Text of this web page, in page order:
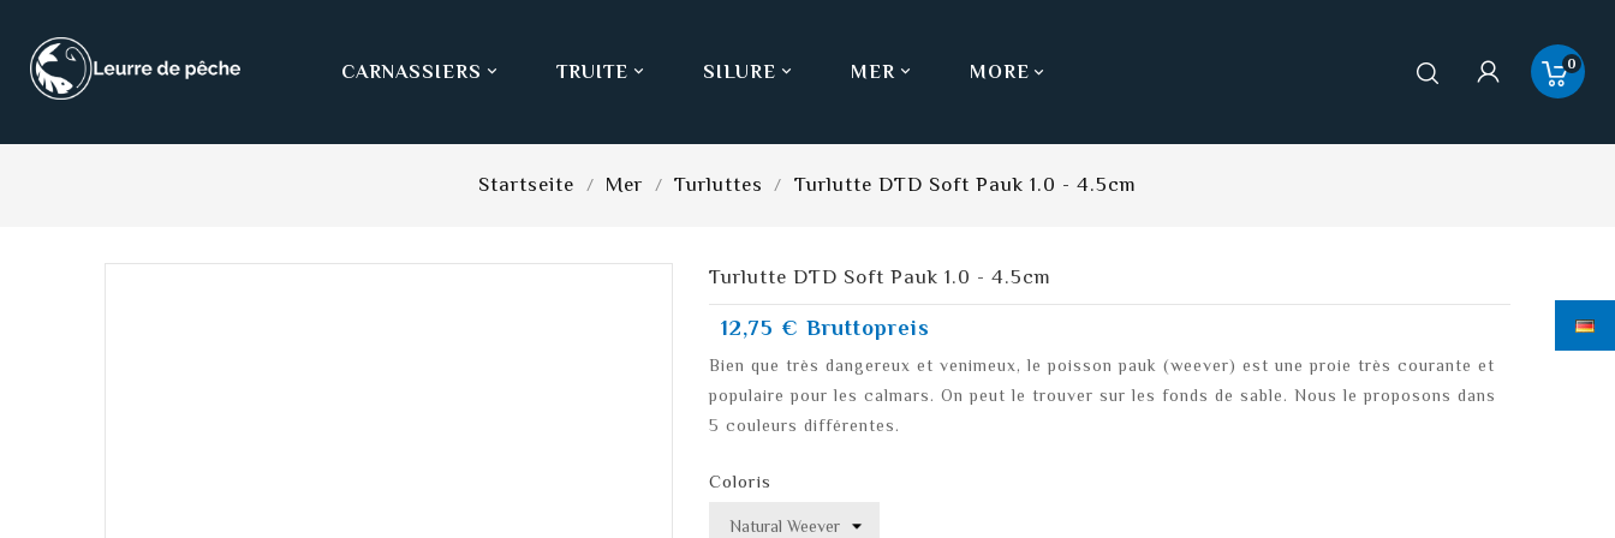

CARNASSIERS 
TRUITE 
SILURE 
MER MORE 0
Startseite Mer Turluttes Turlutte DTD Soft Pauk 1.0 - 4.5cm
Turlutte DTD Soft Pauk 1.0 - 4.5cm
12,75 € Bruttopreis
Bien que très dangereux et venimeux, le poisson pauk (weever) est une proie très courante et
populaire pour les calmars. On peut le trouver sur les fonds de sable. Nous le proposons dans
5 couleurs différentes.
Coloris